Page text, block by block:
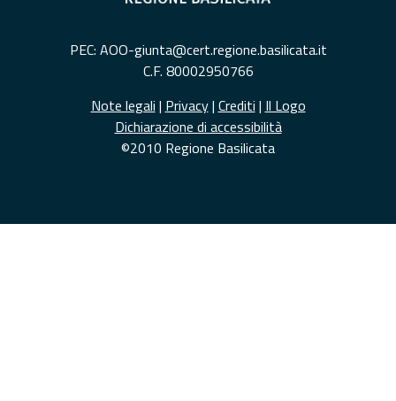
PEC: AOO-giunta@cert.regione.basilicata.it
C.F. 80002950766
Note legali | Privacy| Crediti | Il Logo
Dichiarazione di accessibilità
©2010 Regione Basilicata